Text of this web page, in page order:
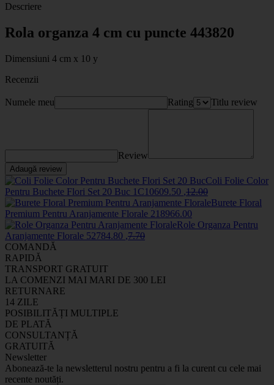
Descriere
Rola organza 4 cm cu puncte 443820
Dimensiuni 4 cm x 10 y
Recenzii
Numele meu Rating Titlu review
Review
Adaugă review
Coli Folie Color
Pentru Buchete Flori Set 20 Buc 1C10609.50 ,12.00
Burete Floral
Premium Pentru Aranjamente Florale 218966.00
Role Organza Pentru
Aranjamente Florale 52784.80 ,7.70
COMANDĂ
RAPIDĂ
TRANSPORT GRATUIT
LA COMENZI MAI MARI DE 300 LEI
RETURNARE
14 ZILE
POSIBILITĂȚI MULTIPLE
DE PLATĂ
CONSULTANȚĂ
GRATUITĂ
Newsletter
Abonează-te la newsletterul nostru pentru a fi la curent cu cele mai
recente noutăți.